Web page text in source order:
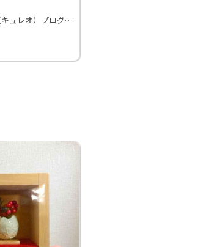
QUREO（キュレオ）プログラミング教室